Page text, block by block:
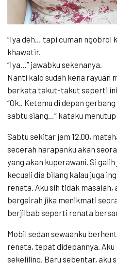
“Iya deh… tapi cuman ngobrol
khawatir.
“Iya…” jawabku sekenanya.
Nanti kalo sudah kena rayuan
berkata takut-takut seperti
“Ok.. Ketemu di depan
sabtu siang…” kataku
Sabtu sekitar jam 12.00,
secerah harapanku akan
yang akan kuperawani. Si
kecuali dia bilang kalau juga
renata. Aku sih tidak masalah,
bergairah jika menikmati
berjilbab seperti renata
Mobil sedan sewaanku
renata, tepat didepannya.
sekeliling. Baru sebentar, aku